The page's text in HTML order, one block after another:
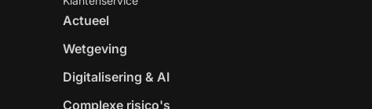
Actueel
Wetgeving
Digitalisering & AI
Complexe risico's